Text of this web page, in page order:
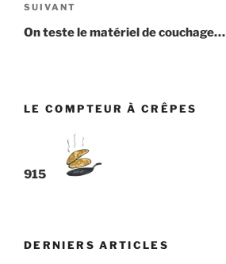
Article
suivant
SUIVANT
On teste le matériel de couchage…
LE COMPTEUR À CRÊPES
915
DERNIERS ARTICLES